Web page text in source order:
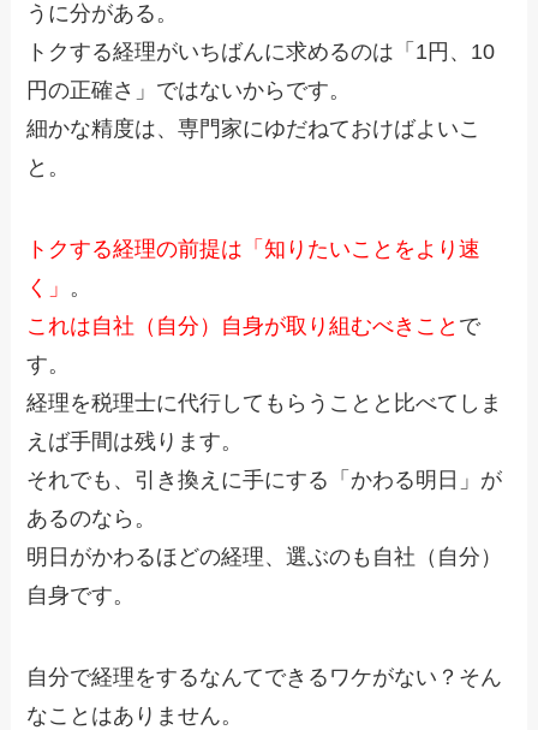
うに分がある。
トクする経理がいちばんに求めるのは「1円、10
円の正確さ」ではないからです。
細かな精度は、専門家にゆだねておけばよいこ
と。
トクする経理の前提は「知りたいことをより速
く」 。
これは自社（自分）自身が取り組むべきこと で
す。
経理を税理士に代行してもらうことと比べてしま
えば手間は残ります。
それでも、引き換えに手にする「かわる明日」が
あるのなら。
明日がかわるほどの経理、選ぶのも自社（自分）
自身です。
自分で経理をするなんてできるワケがない？そん
なことはありません。